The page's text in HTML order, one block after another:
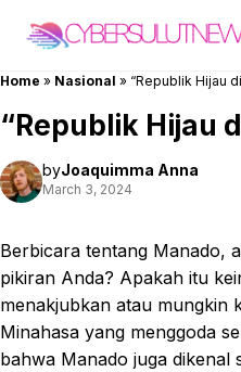
Home » Nasional » “Republik Hijau
“Republik Hijau
byJoaquimma Anna
March 3, 2024
Berbicara tentang Manado,
pikiran Anda? Apakah itu
menakjubkan atau mungkin
Minahasa yang menggoda
bahwa Manado juga dikenal